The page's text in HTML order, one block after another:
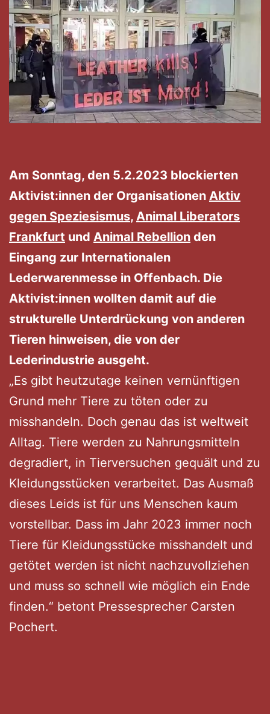
Am Sonntag, den 5.2.2023 blockierten
Aktivist:innen der Organisationen Aktiv
gegen Speziesismus, Animal Liberators
Frankfurt und Animal Rebellion den
Eingang zur Internationalen
Lederwarenmesse in Offenbach. Die
Aktivist:innen wollten damit auf die
strukturelle Unterdrückung von anderen
Tieren hinweisen, die von der
Lederindustrie ausgeht.
„Es gibt heutzutage keinen vernünftigen
Grund mehr Tiere zu töten oder zu
misshandeln. Doch genau das ist weltweit
Alltag. Tiere werden zu Nahrungsmitteln
degradiert, in Tierversuchen gequält und zu
Kleidungsstücken verarbeitet. Das Ausmaß
dieses Leids ist für uns Menschen kaum
vorstellbar. Dass im Jahr 2023 immer noch
Tiere für Kleidungsstücke misshandelt und
getötet werden ist nicht nachzuvollziehen
und muss so schnell wie möglich ein Ende
finden.“ betont Pressesprecher Carsten
Pochert.